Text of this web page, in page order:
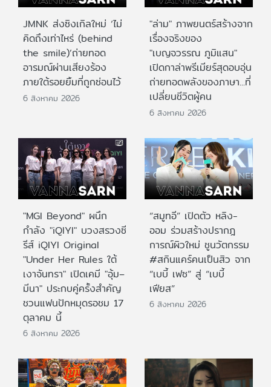
JMNK ส่งซิงเกิลใหม่ ‘ไม่
คิดถึงเท่าไหร่ (behind
the smile)’ถ่ายทอด
อารมณ์ผ่านเสียงร้อง
ภายใต้รอยยิ้มที่ถูกซ่อนไว้
6 สิงหาคม 2026
"ล่าม" ภาพยนตร์สร้างจาก
เรื่องจริงของ
"เบญจวรรณ ภูมิแสน"
เปิดกาล่าพรีเมียร์สุดอบอุ่น
ถ่ายทอดพลังของภาษา...ที่
เปลี่ยนชีวิตผู้คน
6 สิงหาคม 2026
"MGI Beyond" ผนึก
กำลัง "iQIYI" บวงสรวงซี
รีส์ iQIYI Original
"Under Her Rules ใต้
เงาจันทรา" เปิดเคมี "อุ้ม–
มีนา" ประกบคู่ครั้งสำคัญ
ชวนแฟนปักหมุดรอชม 17
ตุลาคม นี้
6 สิงหาคม 2026
“สมูทอี” เปิดตัว หลิง-
ออม ร่วมสร้างปรากฎ
การณ์ผิวใหม่ ชูนวัตกรรม
#สกินแคร์คนเป็นสิว จาก
“เบบี้ เฟซ” สู่ “เบบี้
เฟียส”
6 สิงหาคม 2026